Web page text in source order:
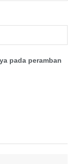
pada peramban